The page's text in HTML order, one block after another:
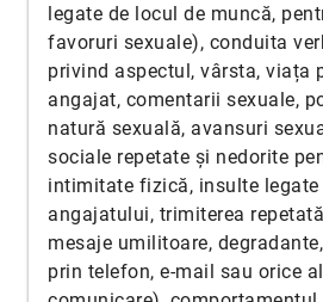
legate de locul de muncă,
favoruri sexuale), conduita
privind aspectul, vârsta, viața
angajat, comentarii sexuale,
natură sexuală, avansuri
sociale repetate și nedorite
intimitate fizică, insulte legate
angajatului, trimiterea
mesaje umilitoare,
prin telefon, e-mail sau orice